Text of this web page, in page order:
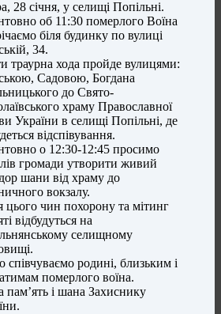
28 січня, у селищі Попільні.
об 11:30 померлого Воїна
біля будинку по вулиці
34.
траурна хода пройде вулицями:
Садовою, Богдана
до Свято-
храму Православної
України в селищі Попільні, де
відспівування.
о 12:30-12:45 просимо
громади утворити живий
шани від храму до
вокзалу.
цього чин похорону та мітинг
відбудуться на
селищному
родині, близьким і
померлого воїна.
пам’ять і шана Захиснику